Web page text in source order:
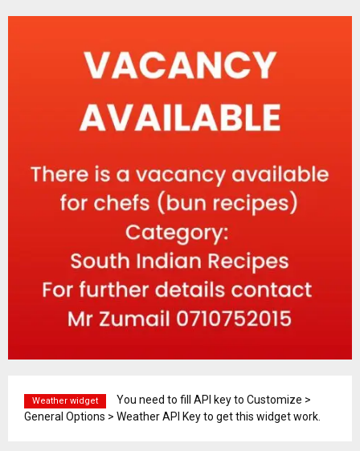
Weather widget
You need to fill API key to Customize >
General Options > Weather API Key to get this widget work.